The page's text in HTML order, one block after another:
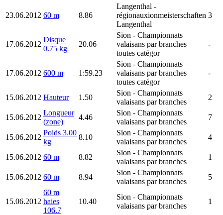
23.06.2012 60 m 8.86
Langenthal -
régionauxionmeisterschaften
Langenthal
3
17.06.2012
Disque
0.75 kg
20.06
Sion - Championnats
valaisans par branches
toutes catégor
-
17.06.2012 600 m 1:59.23
Sion - Championnats
valaisans par branches
toutes catégor
-
15.06.2012 Hauteur 1.50
Sion - Championnats
valaisans par branches
2
15.06.2012
Longueur
(zone)
4.46
Sion - Championnats
valaisans par branches
7
15.06.2012
Poids 3.00
kg
8.10
Sion - Championnats
valaisans par branches
4
15.06.2012 60 m 8.82
Sion - Championnats
valaisans par branches
1
15.06.2012 60 m 8.94
Sion - Championnats
valaisans par branches
5
15.06.2012
60 m
haies
106.7
10.40
Sion - Championnats
valaisans par branches
1